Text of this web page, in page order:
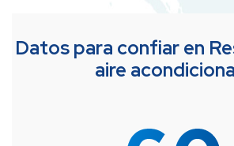
Datos para confiar en
aire